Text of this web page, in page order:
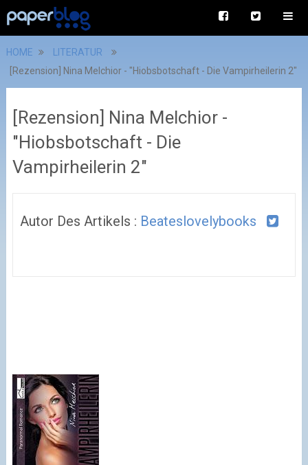
HOME
LITERATUR
[Rezension] Nina Melchior - "Hiobsbotschaft - Die Vampirheilerin 2"
[Rezension] Nina Melchior -
"Hiobsbotschaft - Die
Vampirheilerin 2"
Autor Des Artikels : Beateslovelybooks